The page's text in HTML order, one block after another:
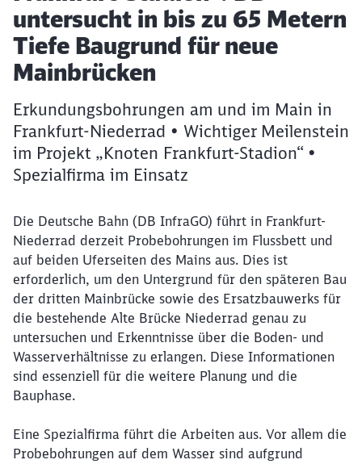
untersucht in bis zu 65 Metern
Tiefe Baugrund für neue
Mainbrücken
Erkundungsbohrungen am und im Main in
Frankfurt-Niederrad • Wichtiger Meilenstein
im Projekt „Knoten Frankfurt-Stadion“ •
Spezialfirma im Einsatz
Die Deutsche Bahn (DB InfraGO) führt in Frankfurt-
Niederrad derzeit Probebohrungen im Flussbett und
auf beiden Uferseiten des Mains aus. Dies ist
erforderlich, um den Untergrund für den späteren Bau
der dritten Mainbrücke sowie des Ersatzbauwerks für
die bestehende Alte Brücke Niederrad genau zu
untersuchen und Erkenntnisse über die Boden- und
Wasserverhältnisse zu erlangen. Diese Informationen
sind essenziell für die weitere Planung und die
Bauphase.
Eine Spezialfirma führt die Arbeiten aus. Vor allem die
Probebohrungen auf dem Wasser sind aufgrund